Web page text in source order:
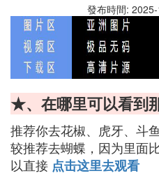
發布時間:
★、在哪里可以看到
推荐你去花椒、虎牙、斗
较推荐去蝴蝶，因为里面
以直接 点击这里去观看